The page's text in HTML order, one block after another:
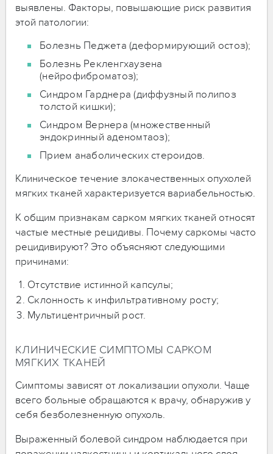
выявлены. Факторы, повышающие риск развития
этой патологии:
Болезнь Педжета (деформирующий остоз);
Болезнь Рекленгхаузена
(нейрофиброматоз);
Синдром Гарднера (диффузный полипоз
толстой кишки);
Синдром Вернера (множественный
эндокринный аденомтаоз);
Прием анаболических стероидов.
Клиническое течение злокачественных опухолей
мягких тканей характеризуется вариабельностью.
К общим признакам сарком мягких тканей относят
частые местные рецидивы. Почему саркомы часто
рецидивируют? Это объясняют следующими
причинами:
Отсутствие истинной капсулы;
Склонность к инфильтративному росту;
Мультицентричный рост.
КЛИНИЧЕСКИЕ СИМПТОМЫ САРКОМ
МЯГКИХ ТКАНЕЙ
Симптомы зависят от локализации опухоли. Чаще
всего больные обращаются к врачу, обнаружив у
себя безболезненную опухоль.
Выраженный болевой синдром наблюдается при